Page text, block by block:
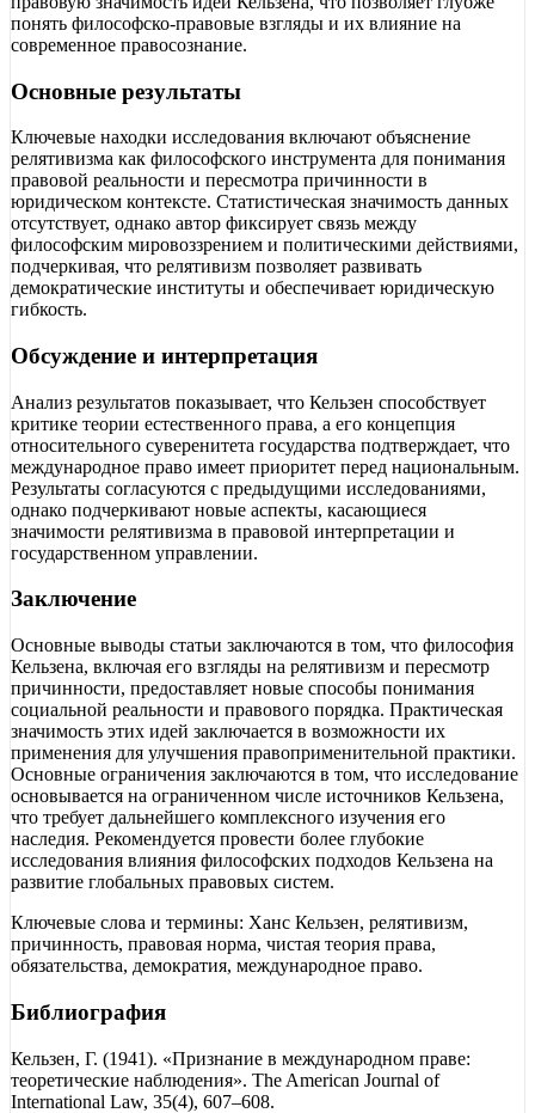
понять философско-правовые взгляды и их влияние на
современное правосознание.
Основные результаты
Ключевые находки исследования включают объяснение
релятивизма как философского инструмента для понимания
правовой реальности и пересмотра причинности в
юридическом контексте. Статистическая значимость данных
отсутствует, однако автор фиксирует связь между
философским мировоззрением и политическими действиями,
подчеркивая, что релятивизм позволяет развивать
демократические институты и обеспечивает юридическую
гибкость.
Обсуждение и интерпретация
Анализ результатов показывает, что Кельзен способствует
критике теории естественного права, а его концепция
относительного суверенитета государства подтверждает, что
международное право имеет приоритет перед национальным.
Результаты согласуются с предыдущими исследованиями,
однако подчеркивают новые аспекты, касающиеся
значимости релятивизма в правовой интерпретации и
государственном управлении.
Заключение
Основные выводы статьи заключаются в том, что философия
Кельзена, включая его взгляды на релятивизм и пересмотр
причинности, предоставляет новые способы понимания
социальной реальности и правового порядка. Практическая
значимость этих идей заключается в возможности их
применения для улучшения правоприменительной практики.
Основные ограничения заключаются в том, что исследование
основывается на ограниченном числе источников Кельзена,
что требует дальнейшего комплексного изучения его
наследия. Рекомендуется провести более глубокие
исследования влияния философских подходов Кельзена на
развитие глобальных правовых систем.
Ключевые слова и термины: Ханс Кельзен, релятивизм,
причинность, правовая норма, чистая теория права,
обязательства, демократия, международное право.
Библиография
Кельзен, Г. (1941). «Признание в международном праве:
теоретические наблюдения». The American Journal of
International Law, 35(4), 607–608.